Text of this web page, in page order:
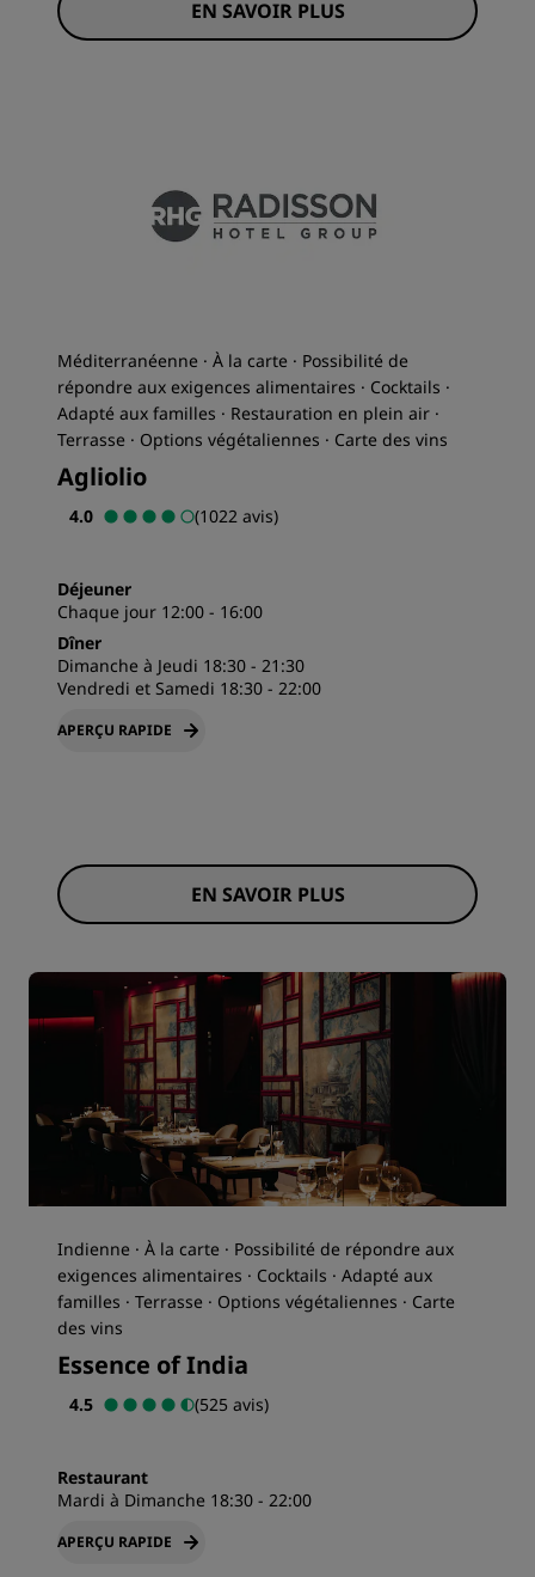
EN SAVOIR PLUS
Méditerranéenne · À la carte · Possibilité de
répondre aux exigences alimentaires · Cocktails ·
Adapté aux familles · Restauration en plein air ·
Terrasse · Options végétaliennes · Carte des vins
Agliolio
4.0 (1022 avis)
Déjeuner
Chaque jour 12:00 - 16:00
Dîner
Dimanche à Jeudi 18:30 - 21:30
Vendredi et Samedi 18:30 - 22:00
APERÇU RAPIDE
EN SAVOIR PLUS
Indienne · À la carte · Possibilité de répondre aux
exigences alimentaires · Cocktails · Adapté aux
familles · Terrasse · Options végétaliennes · Carte
des vins
Essence of India
4.5 (525 avis)
Restaurant
Mardi à Dimanche 18:30 - 22:00
APERÇU RAPIDE